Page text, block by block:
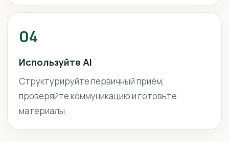
04
Используйте AI
Структурируйте первичный приём,
проверяйте коммуникацию и готовьте
материалы.